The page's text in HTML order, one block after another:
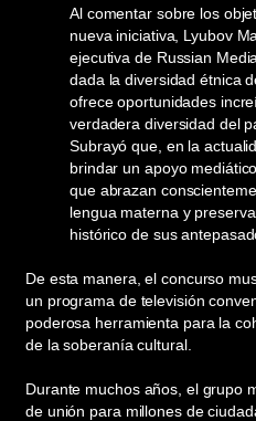
Al comentar sobre los
nueva iniciativa, Lyubov
ejecutiva de Russian
dada la diversidad étnica
ofrece oportunidades
verdadera diversidad del
Subrayó que, en la
brindar un apoyo
que abrazan
lengua materna y
histórico de sus
De esta manera, el concurso
un programa de televisión
poderosa herramienta para la
de la soberanía cultural.
Durante muchos años, el grupo
de unión para millones de